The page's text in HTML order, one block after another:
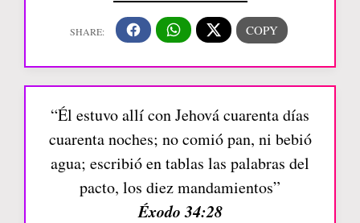
“Él estuvo allí con Jehová cuarenta días
cuarenta noches; no comió pan, ni bebió
agua; escribió en tablas las palabras del
pacto, los diez mandamientos”
Éxodo 34:28